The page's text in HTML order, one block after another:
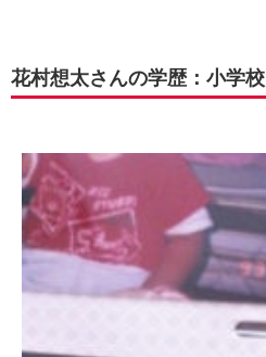
花村想太さんの学歴：小学校